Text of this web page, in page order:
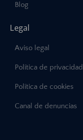
Blog
Legal
Aviso legal
Política de privacidad
Política de cookies
Canal de denuncias